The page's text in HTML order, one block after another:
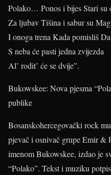
Polako… Ponos i bijes Stari su
Za ljubav Tišina i sabur su
I onoga trena Kada pomisliš
S neba će pasti jedna zvijezda
Al’ rodit’ će se dvije”.
Bukowskee: Nova pjesma
publike
Bosanskohercegovački rock
pjevač i osnivač grupe Emir &
imenom Bukowskee, izdao je
“Polako”. Tekst i muziku